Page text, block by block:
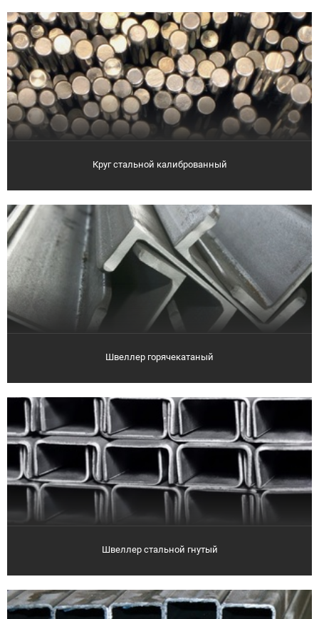
Круг стальной калиброванный
Швеллер горячекатаный
Швеллер стальной гнутый